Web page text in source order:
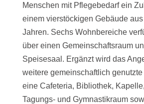
Menschen mit Pflegebedarf ein
einem vierstöckigen Gebäude
Jahren. Sechs Wohnbereiche
über einen Gemeinschaftsraum
Speisesaal. Ergänzt wird das
weitere gemeinschaftlich
eine Cafeteria, Bibliothek,
Tagungs- und Gymnastikraum